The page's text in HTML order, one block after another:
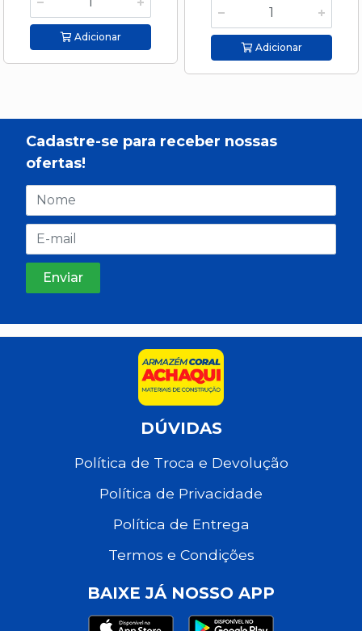
Adicionar
Adicionar
Cadastre-se para receber nossas
ofertas!
DÚVIDAS
Política de Troca e Devolução
Política de Privacidade
Política de Entrega
Termos e Condições
BAIXE JÁ NOSSO APP